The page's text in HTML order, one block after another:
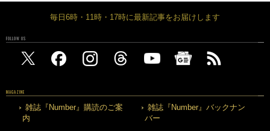
毎日6時・11時・17時に最新記事をお届けします
FOLLOW US
MAGAZINE
雑誌『Number』購読のご案
内
雑誌『Number』バックナン
バー